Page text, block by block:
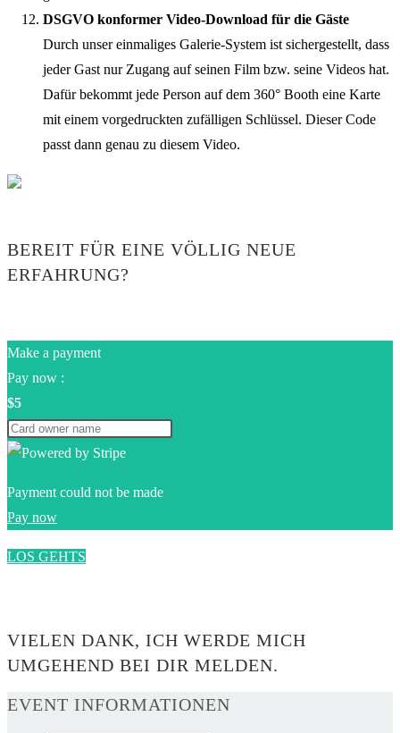
DSGVO konformer Video-Download für die Gäste
Durch unser einmaliges Galerie-System ist sichergestellt, dass
jeder Gast nur Zugang auf seinen Film bzw. seine Videos hat.
Dafür bekommt jede Person auf dem 360° Booth eine Karte
mit einem vorgedruckten zufälligen Schlüssel. Dieser Code
passt dann genau zu diesem Video.
BEREIT FÜR EINE VÖLLIG NEUE
ERFAHRUNG?
Make a payment
Pay now :
$5
Payment could not be made
Pay now
LOS GEHTS
VIELEN DANK, ICH WERDE MICH
UMGEHEND BEI DIR MELDEN.
EVENT INFORMATIONEN